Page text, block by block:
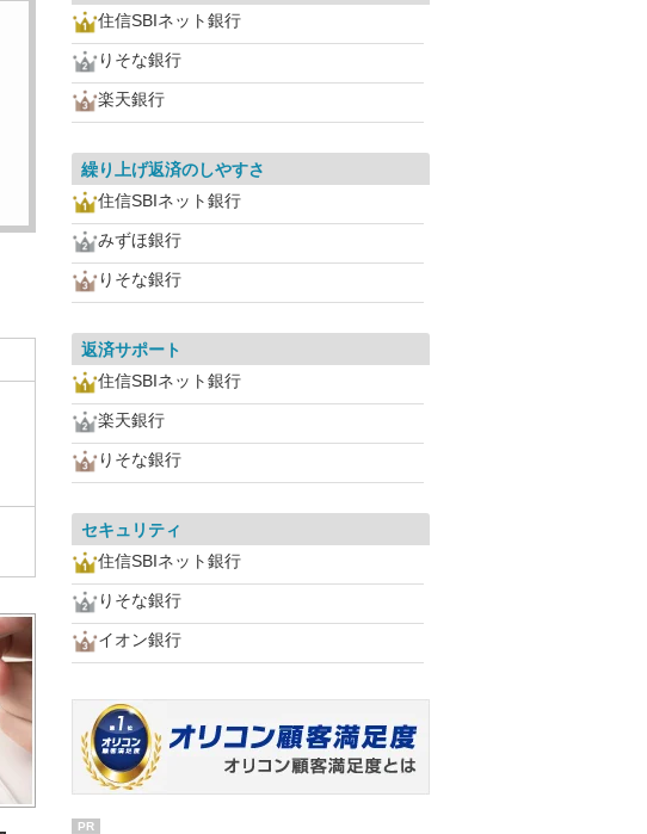
住信SBIネット銀行
りそな銀行
楽天銀行
繰り上げ返済のしやすさ
住信SBIネット銀行
みずほ銀行
りそな銀行
返済サポート
住信SBIネット銀行
楽天銀行
りそな銀行
セキュリティ
住信SBIネット銀行
りそな銀行
イオン銀行
PR